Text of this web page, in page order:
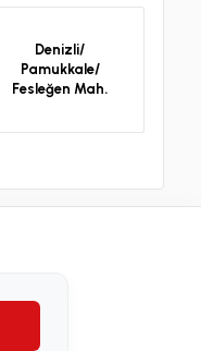
Denizli/
Pamukkale/
Fesleğen Mah.